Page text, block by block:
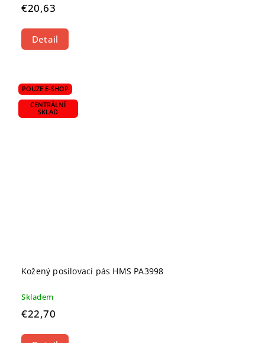
€20,63
Detail
POUZE E-SHOP
CENTRÁLNÍ
SKLAD
Kožený posilovací pás HMS PA3998
Skladem
€22,70